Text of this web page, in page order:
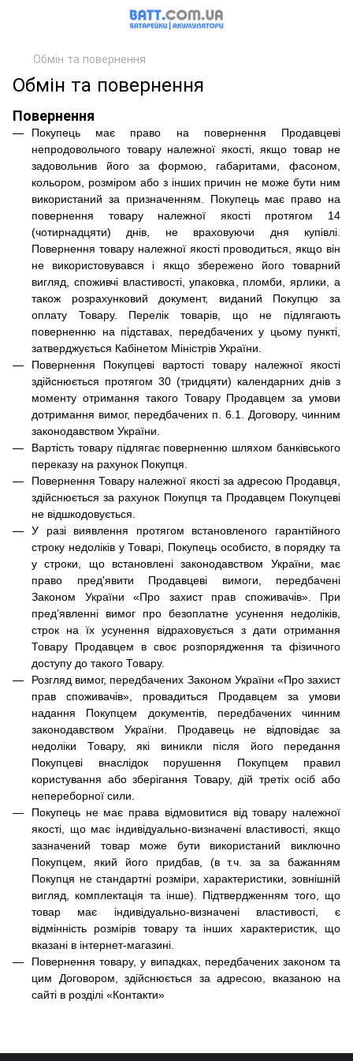
Обмін та повернення
Обмін та повернення
Повернення
Покупець має право на повернення Продавцеві
непродовольчого товару належної якості, якщо товар не
задовольнив його за формою, габаритами, фасоном,
кольором, розміром або з інших причин не може бути ним
використаний за призначенням. Покупець має право на
повернення товару належної якості протягом 14
(чотирнадцяти) днів, не враховуючи дня купівлі.
Повернення товару належної якості проводиться, якщо він
не використовувався і якщо збережено його товарний
вигляд, споживчі властивості, упаковка, пломби, ярлики, а
також розрахунковий документ, виданий Покупцю за
оплату Товару. Перелік товарів, що не підлягають
поверненню на підставах, передбачених у цьому пункті,
затверджується Кабінетом Міністрів України.
Повернення Покупцеві вартості товару належної якості
здійснюється протягом 30 (тридцяти) календарних днів з
моменту отримання такого Товару Продавцем за умови
дотримання вимог, передбачених п. 6.1. Договору, чинним
законодавством України.
Вартість товару підлягає поверненню шляхом банківського
переказу на рахунок Покупця.
Повернення Товару належної якості за адресою Продавця,
здійснюється за рахунок Покупця та Продавцем Покупцеві
не відшкодовується.
У разі виявлення протягом встановленого гарантійного
строку недоліків у Товарі, Покупець особисто, в порядку та
у строки, що встановлені законодавством України, має
право пред'явити Продавцеві вимоги, передбачені
Законом України «Про захист прав споживачів». При
пред’явленні вимог про безоплатне усунення недоліків,
строк на їх усунення відраховується з дати отримання
Товару Продавцем в своє розпорядження та фізичного
доступу до такого Товару.
Розгляд вимог, передбачених Законом України «Про захист
прав споживачів», провадиться Продавцем за умови
надання Покупцем документів, передбачених чинним
законодавством України. Продавець не відповідає за
недоліки Товару, які виникли після його передання
Покупцеві внаслідок порушення Покупцем правил
користування або зберігання Товару, дій третіх осіб або
непереборної сили.
Покупець не має права відмовитися від товару належної
якості, що має індивідуально-визначені властивості, якщо
зазначений товар може бути використаний виключно
Покупцем, який його придбав, (в т.ч. за за бажанням
Покупця не стандартні розміри, характеристики, зовнішній
вигляд, комплектація та інше).
Підтвердженням того, що
товар має індивідуально-визначені властивості, є
відмінність розмірів товару та інших характеристик, що
вказані в інтернет-магазині.
Повернення товару, у випадках, передбачених законом та
цим Договором, здійснюється за адресою, вказаною на
сайті в розділі «Контакти»